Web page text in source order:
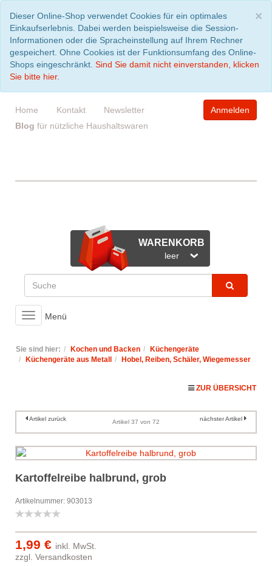
×
Dieser Online-Shop verwendet Cookies für ein optimales
Einkaufserlebnis. Dabei werden beispielsweise die Session-
Informationen oder die Spracheinstellung auf Ihrem Rechner
gespeichert. Ohne Cookies ist der Funktionsumfang des Online-
Shops eingeschränkt. Sind Sie damit nicht einverstanden, klicken
Sie bitte hier.
Home Kontakt
Newsletter
Blog für nützliche Haushaltswaren
Anmelden
WARENKORB
leer
Toggle
navigation
Menü
Sie sind hier: Kochen und Backen
Küchengeräte
Küchengeräte aus Metall
Hobel, Reiben, Schäler, Wiegemesser
ZUR ÜBERSICHT
Artikel zurück Artikel 37 von 72 nächster Artikel
Kartoffelreibe halbrund, grob
Artikelnummer: 903013
1,99 € inkl. MwSt.
zzgl. Versandkosten